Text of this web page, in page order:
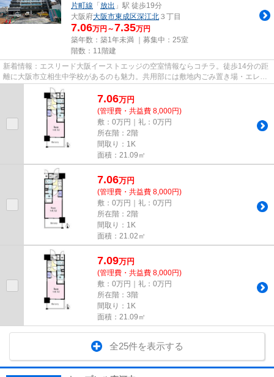
片町線 「放出 」駅 徒歩19分
大阪府大阪市東成区深江北 ３丁目
7.06万円～7.35万円
築年数：築1年未満 ｜募集中： 25室
階数：11階建
新着情報：エスリード大阪イーストエッジの空室情報ならコチラ。徒歩14分の距
離に大阪市立相生中学校があるのも魅力。共用部には敷地内ごみ置き場・エレベ
ータ2基など様々な設備やサー...
7.06万円
(管理費・共益費 8,000円)
敷：0万円｜礼：0万円
所在階：2階
間取り：1K
面積：21.09㎡
7.06万円
(管理費・共益費 8,000円)
敷：0万円｜礼：0万円
所在階：2階
間取り：1K
面積：21.02㎡
7.09万円
(管理費・共益費 8,000円)
敷：0万円｜礼：0万円
所在階：3階
間取り：1K
面積：21.09㎡
全25件を表示する